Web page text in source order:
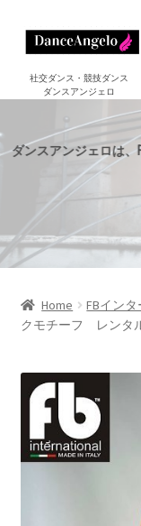
ナ
ビ
ゲ
ー
ョ
キ
ッ
コ
ン
テ
ン
へ
プ
社交ダンス・競技ダンス
ダンスアンジェロ
ダンスアンジェロは
Home FBイン
クモチーフ レンタ